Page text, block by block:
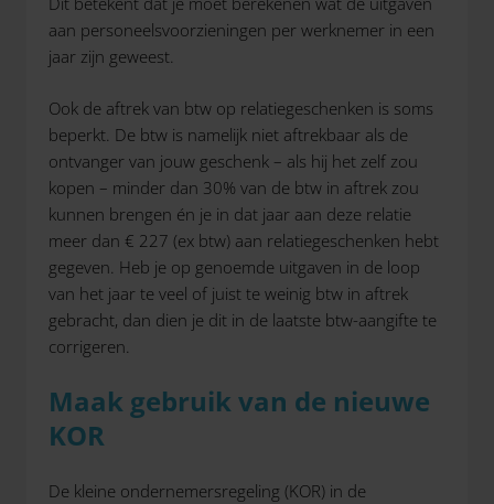
aan personeelsvoorzieningen per werknemer in een
jaar zijn geweest.
Ook de aftrek van btw op relatiegeschenken is soms
beperkt. De btw is namelijk niet aftrekbaar als de
ontvanger van jouw geschenk – als hij het zelf zou
kopen – minder dan 30% van de btw in aftrek zou
kunnen brengen én je in dat jaar aan deze relatie
meer dan € 227 (ex btw) aan relatiegeschenken hebt
gegeven. Heb je op genoemde uitgaven in de loop
van het jaar te veel of juist te weinig btw in aftrek
gebracht, dan dien je dit in de laatste btw-aangifte te
corrigeren.
Maak gebruik van de nieuwe
KOR
De kleine ondernemersregeling (KOR) in de